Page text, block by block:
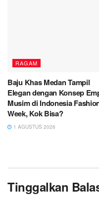
RAGAM
Baju Khas Medan Tampil
Elegan dengan Konsep
Musim di Indonesia
Week, Kok Bisa?
1 AGUSTUS 2026
Tinggalkan